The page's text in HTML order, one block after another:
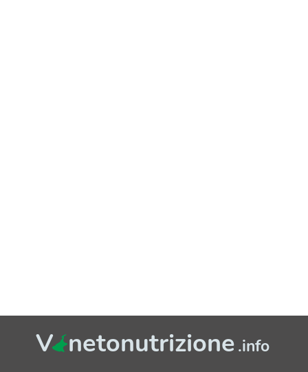
V netonutrizione.info